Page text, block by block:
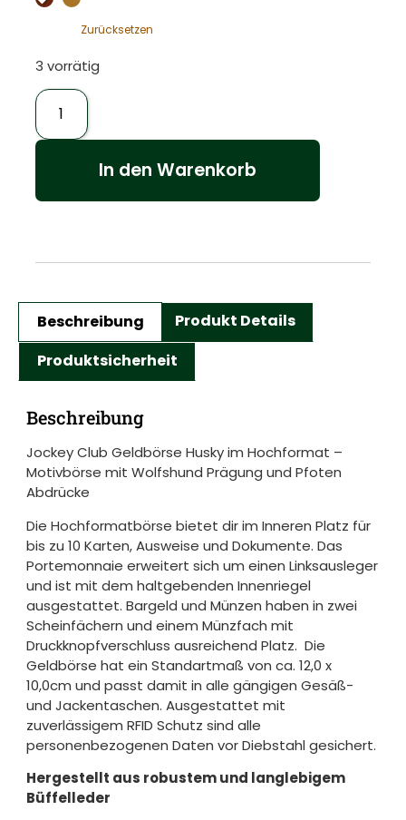
Zurücksetzen
3 vorrätig
In den Warenkorb
Beschreibung
Produkt Details
Produktsicherheit
Beschreibung
Jockey Club Geldbörse Husky im Hochformat –
Motivbörse mit Wolfshund Prägung und Pfoten
Abdrücke
Die Hochformatbörse bietet dir im Inneren Platz für
bis zu 10 Karten, Ausweise und Dokumente. Das
Portemonnaie erweitert sich um einen Linksausleger
und ist mit dem haltgebenden Innenriegel
ausgestattet. Bargeld und Münzen haben in zwei
Scheinfächern und einem Münzfach mit
Druckknopfverschluss ausreichend Platz. Die
Geldbörse hat ein Standartmaß von ca. 12,0 x
10,0cm und passt damit in alle gängigen Gesäß-
und Jackentaschen. Ausgestattet mit
zuverlässigem RFID Schutz sind alle
personenbezogenen Daten vor Diebstahl gesichert.
Hergestellt aus robustem und langlebigem
Büffelleder